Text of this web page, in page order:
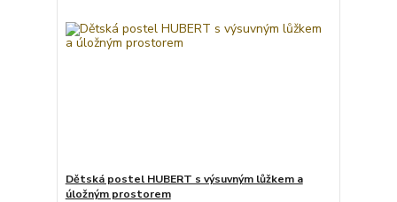
Dětská postel HUBERT s výsuvným lůžkem a
úložným prostorem